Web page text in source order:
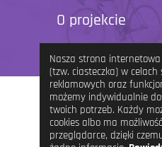
O projekcie
Nasza strona
(tzw. ciasteczka) w
reklamowych oraz
możemy indywidualnie
twoich potrzeb. Każdy
cookies albo ma
przeglądarce, dzięki